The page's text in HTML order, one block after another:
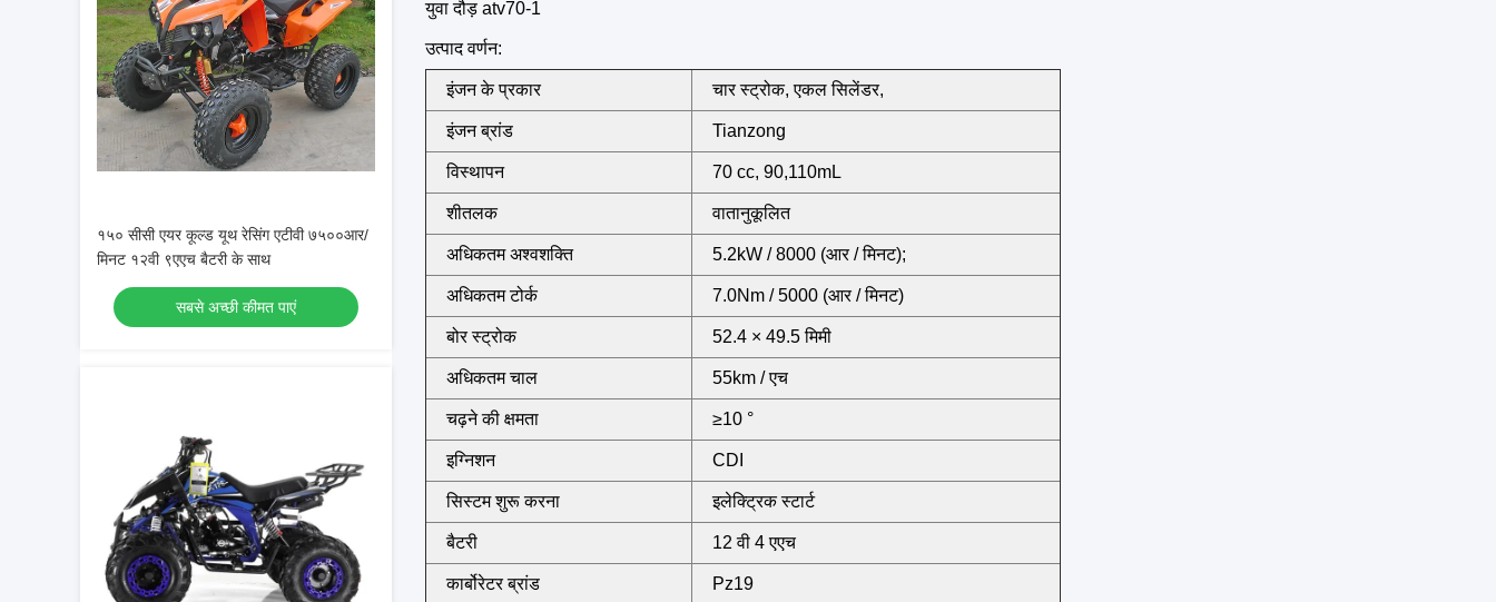
१५० सीसी एयर कूल्ड यूथ रेसिंग एटीवी ७५००आर/
मिनट १२वी ९एएच बैटरी के साथ
सबसे अच्छी कीमत पाएं
युवा दौड़ atv70-1
उत्पाद वर्णन:
इंजन के प्रकार चार स्ट्रोक, एकल सिलेंडर,
इंजन ब्रांड Tianzong
विस्थापन 70 cc, 90,110mL
शीतलक वातानुकूलित
अधिकतम अश्वशक्ति 5.2kW / 8000 (आर / मिनट);
अधिकतम टोर्क 7.0Nm / 5000 (आर / मिनट)
बोर स्ट्रोक 52.4 × 49.5 मिमी
अधिकतम चाल 55km / एच
चढ़ने की क्षमता ≥10 °
इग्निशन CDI
सिस्टम शुरू करना इलेक्ट्रिक स्टार्ट
बैटरी 12 वी 4 एएच
कार्बोरेटर ब्रांड Pz19